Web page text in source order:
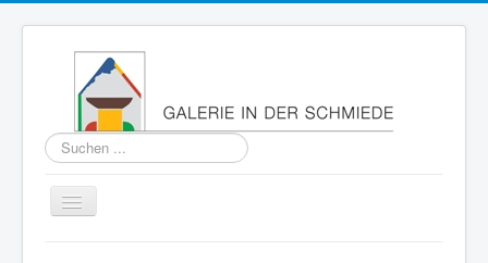
Suchen
...
Navigation
an/aus